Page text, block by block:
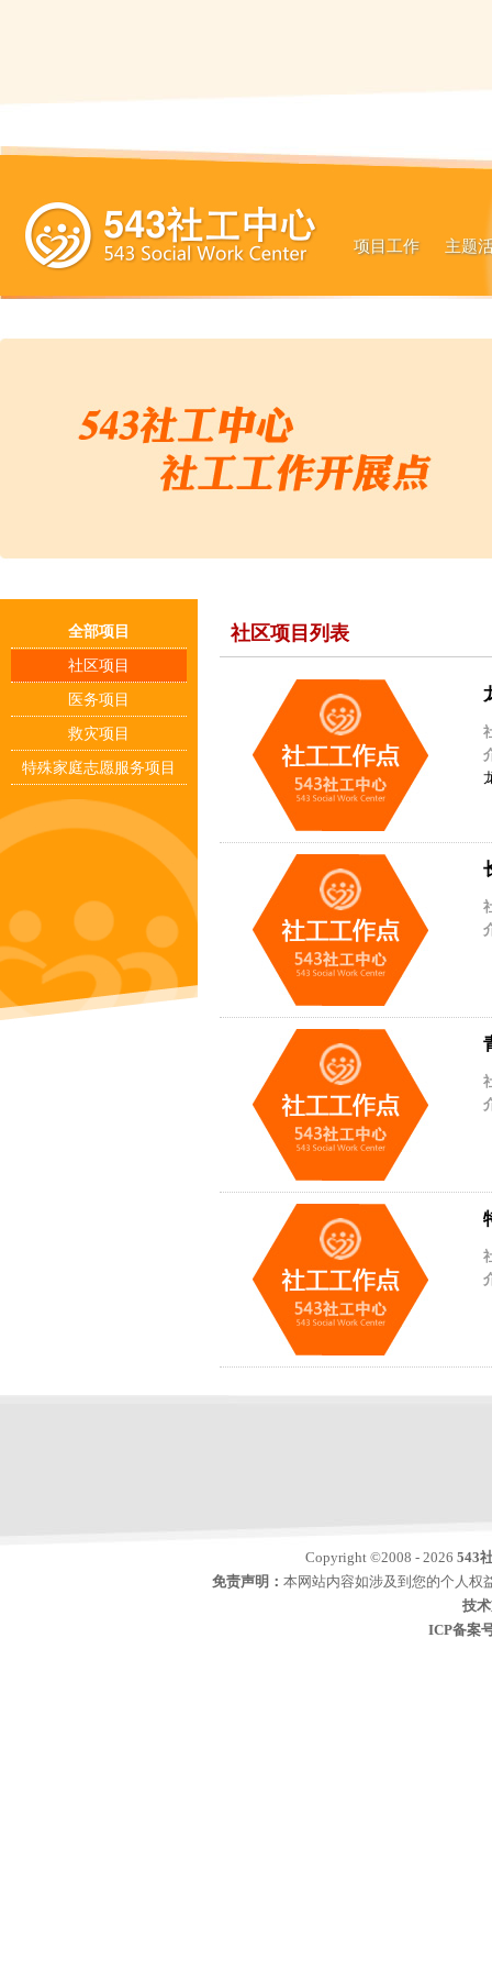
项目工作 主题
全部项目
社区项目
医务项目
救灾项目
特殊家庭志愿服务项目
社区项目列表
Copyright ©2008 - 2026 543
免责声明： 本网站内容如涉及到您的个人权
技
ICP备案